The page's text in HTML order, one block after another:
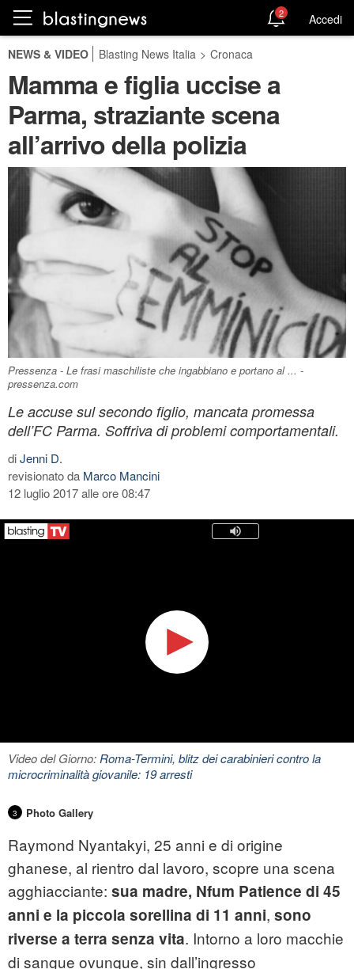
2 Accedi
NEWS & VIDEO Blasting News Italia > Cronaca
Mamma e figlia uccise a
Parma, straziante scena
all’arrivo della polizia
Pressenza - Le frasi maschiliste che ingabbiano e portano al ... -
pressenza.com
Le accuse sul secondo figlio, mancata promessa
dell’FC Parma. Soffriva di problemi comportamentali.
diJenni D.
revisionato da Marco Mancini
12 luglio 2017 alle ore 08:47
Video del Giorno:Roma-Termini, blitz dei carabinieri contro la
microcriminalità giovanile: 19 arresti
3 Photo Gallery
Raymond Nyantakyi, 25 anni e di origine
ghanese, al rientro dal lavoro, scopre una scena
agghiacciante: sua madre, Nfum Patience di 45
anni e la piccola sorellina di 11 anni, sono
riverse a terra senza vita. Intorno a loro macchie
di sangue ovunque, sin dall’ingresso